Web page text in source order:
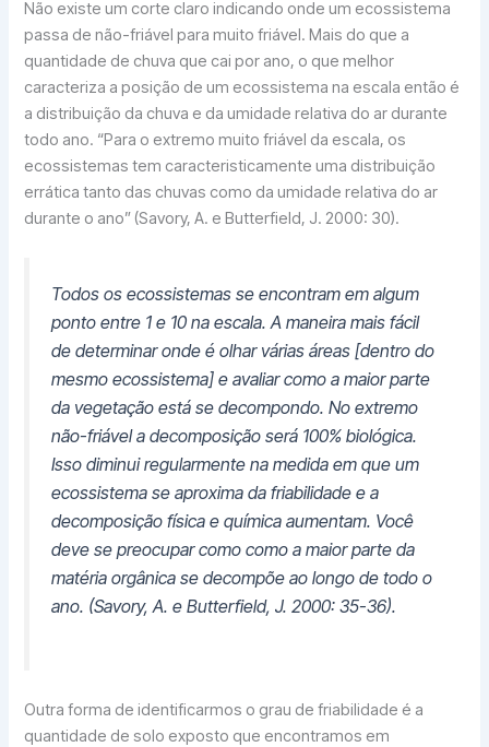
Não existe um corte claro indicando onde um ecossistema
passa de não-friável para muito friável. Mais do que a
quantidade de chuva que cai por ano, o que melhor
caracteriza a posição de um ecossistema na escala então é
a distribuição da chuva e da umidade relativa do ar durante
todo ano. “Para o extremo muito friável da escala, os
ecossistemas tem caracteristicamente uma distribuição
errática tanto das chuvas como da umidade relativa do ar
durante o ano” (Savory, A. e Butterfield, J. 2000: 30).
Todos os ecossistemas se encontram em algum
ponto entre 1 e 10 na escala. A maneira mais fácil
de determinar onde é olhar várias áreas [dentro do
mesmo ecossistema] e avaliar como a maior parte
da vegetação está se decompondo. No extremo
não-friável a decomposição será 100% biológica.
Isso diminui regularmente na medida em que um
ecossistema se aproxima da friabilidade e a
decomposição física e química aumentam. Você
deve se preocupar como como a maior parte da
matéria orgânica se decompõe ao longo de todo o
ano. (Savory, A. e Butterfield, J. 2000: 35-36).
Outra forma de identificarmos o grau de friabilidade é a
quantidade de solo exposto que encontramos em